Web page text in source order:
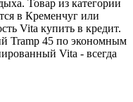
Товар из категории
в Кременчуг или
Vita купить в кредит.
Tramp 45 по экономным
Vita - всегда